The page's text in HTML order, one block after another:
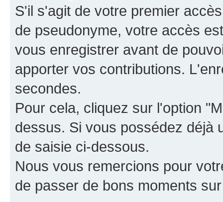
S'il s'agit de votre premier
de pseudonyme, votre accès
vous enregistrer avant de
apporter vos contributions.
secondes.
Pour cela, cliquez sur l'option
dessus. Si vous possédez déjà
de saisie ci-dessous.
Nous vous remercions pour
de passer de bons moments